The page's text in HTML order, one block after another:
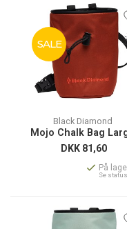
SALE
Black Diamond
Mojo Chalk Bag
DKK 81,60
På
Se